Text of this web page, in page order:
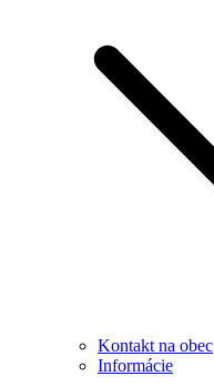
Kontakt na obec
Informácie